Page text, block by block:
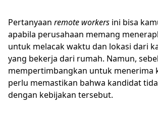
Pertanyaan remote workers ini bisa
apabila perusahaan memang
untuk melacak waktu dan lokasi dari
yang bekerja dari rumah. Namun,
mempertimbangkan untuk menerima
perlu memastikan bahwa kandidat
dengan kebijakan tersebut.